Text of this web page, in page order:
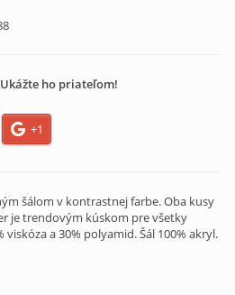
ho priateľom!
+1
šálom v kontrastnej farbe. Oba kusy
je trendovým kúskom pre všetky
a 30% polyamid. Šál 100% akryl.